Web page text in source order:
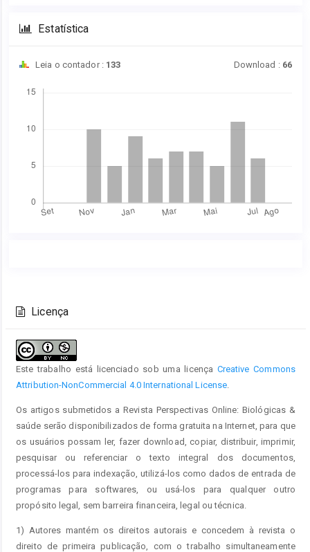
Estatística
Leia o contador : 133 Download : 66
artigo
do
artigo
Licença
Este trabalho está licenciado sob uma licença Creative Commons
Attribution-NonCommercial 4.0 International License
Os artigos submetidos a Revista Perspectivas Online: Biológicas &
saúde serão disponibilizados de forma gratuita na Internet, para que
os usuários possam ler, fazer download, copiar, distribuir, imprimir,
pesquisar ou referenciar o texto integral dos documentos,
processá-los para indexação, utilizá-los como dados de entrada de
programas para softwares, ou usá-los para qualquer outro
propósito legal, sem barreira financeira, legal ou técnica.
1) Autores mantém os direitos autorais e concedem à revista o
direito de primeira publicação, com o trabalho simultaneamente